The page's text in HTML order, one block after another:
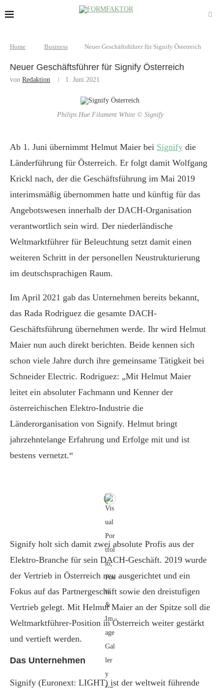
Home Business Neuer Geschäftsführer für Signify Österreich
Neuer Geschäftsführer für Signify Österreich
von Redaktion 1. Juni 2021
Philips Hue Filament White © Signify
Ab 1. Juni übernimmt Helmut Maier bei Signify die
Länderführung für Österreich. Er folgt damit Wolfgang
Krickl nach, der die Geschäftsführung im Mai 2019
interimsmäßig übernommen hatte und künftig für das
Angebotswesen innerhalb der DACH-Organisation
verantwortlich sein wird. Der niederländische
Weltmarktführer für Beleuchtung setzt damit einen
weiteren Schritt in der personellen Neustrukturierung
im deutschsprachigen Raum.
Im April 2021 gab das Unternehmen bereits bekannt,
das Rada Rodriguez die gesamte DACH-
Geschäftsführung übernehmen werde. Ihr wird Helmut
Maier nun auch direkt berichten. Beide kennen sich
schon viele Jahre durch ihre gemeinsame Tätigkeit bei
Schneider Electric. Rodriguez: „Mit Helmut Maier
leitet ein absoluter Fachmann und Kenner der
österreichischen Elektro-Industrie die
Länderorganisation von Signify. Helmut bringt
jahrzehntelange Erfahrung und Erfolge mit und ist
bestens vernetzt.“
Signify holt sich damit zwei absolute Profis aus der
Elektro-Branche für sein DACH-Geschäft. 2019 wurde
der Vertrieb in Österreich neu ausgerichtet und ein
Fokus auf das Partnergeschäft sowie den dreistufigen
Vertrieb gelegt. Mit Helmut Maier an der Spitze soll die
Weltmarktführer-Position in Österreich weiter gestärkt
und vertieft werden.
Das Unternehmen
Signify (Euronext: LIGHT) ist der weltweit führende